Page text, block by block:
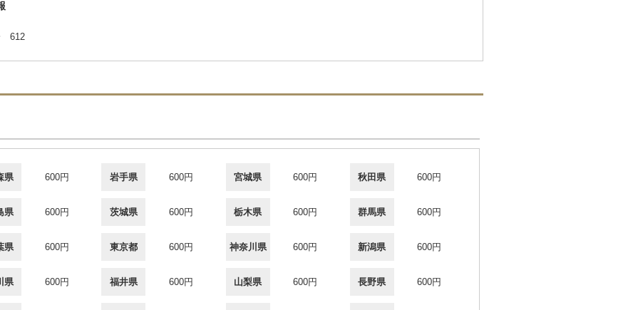
612
県 600円 岩手県 600円 宮城県 600円 秋田県 600円
県 600円 茨城県 600円 栃木県 600円 群馬県 600円
県 600円 東京都 600円 神奈川県 600円 新潟県 600円
県 600円 福井県 600円 山梨県 600円 長野県 600円